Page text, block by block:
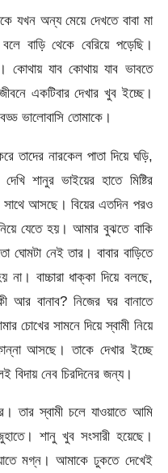
যখন অন্য মেয়ে দেখতে বাবা মা
বাড়ি থেকে বেরিয়ে পড়েছি।
কোথায় যাব কোথায় যাব ভাবতে
একটিবার দেখার খুব ইচ্ছে।
ভালোবাসি তোমাকে।
তাদের নারকেল পাতা দিয়ে ঘড়ি,
শানুর ভাইয়ের হাতে মিষ্টির
সাথে আসছে। বিয়ের এতদিন পরও
যেতে হয়। আমার বুঝতে বাকি
নেই তার। বাবার বাড়িতে
বাচ্চারা ধাক্কা দিয়ে বলছে,
আর বানাব? নিজের ঘর বানাতে
চোখের সামনে দিয়ে স্বামী নিয়ে
আসছে। তাকে দেখার ইচ্ছে
নেব চিরদিনের জন্য।
তার স্বামী চলে যাওয়াতে আমি
শানু খুব সংসারী হয়েছে।
মগ্ন। আমাকে ঢুকতে দেখেই